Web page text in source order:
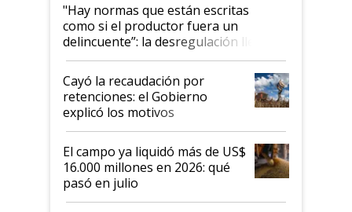
"Hay normas que están escritas
como si el productor fuera un
delincuente”: la desregulación llegó
al Congreso Aapresid y hasta se
habló del financiamiento al IPCVA
Cayó la recaudación por
retenciones: el Gobierno
explicó los motivos
El campo ya liquidó más de US$
16.000 millones en 2026: qué
pasó en julio